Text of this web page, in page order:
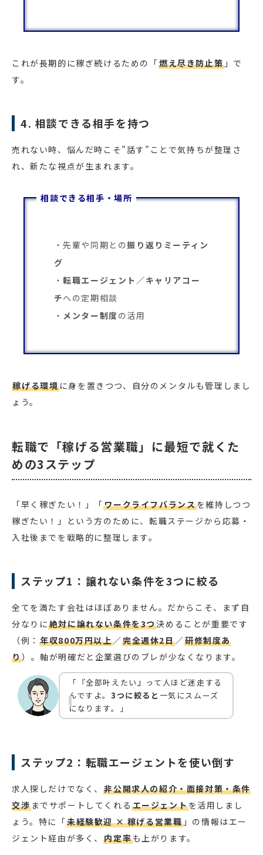
これが長期的に稼ぎ続けるための「燃え尽き防止策」で
す。
4. 相談できる相手を持つ
売れない時、悩んだ時こそ”話す”ことで気持ちが整理さ
れ、新たな視点が生まれます。
相談できる相手・場所
先輩や同期との振り返りミーティン
グ
転職エージェント／キャリアコー
チへの定期相談
メンター制度の活用
稼げる環境に身を置きつつ、自分のメンタルも管理しまし
ょう。
転職で「稼げる営業職」に最短で就くた
めの3ステップ
「早く稼ぎたい！」「ワークライフバランスを維持しつつ
稼ぎたい！」という方のために、転職ステージから応募・
入社後までを戦略的に整理します。
ステップ1：譲れない条件を3つに絞る
全てを満たす会社はほぼありません。だからこそ、まず自
分なりに絶対に譲れない条件を3つ決めることが重要です
（例： 年収800万円以上／完全週休2日／研修制度あ
り）。軸が明確だと企業選びのブレが少なくなります。
「『全部叶えたい』って人ほど迷走する
んですよ。 3つに絞ると 一気にスムーズ
になります。」
ステップ2：転職エージェントを使い倒す
求人探しだけでなく、 非公開求人の紹介・面接対策・条件
交渉までサポートしてくれるエージェントを活用しまし
ょう。特に「未経験歓迎 × 稼げる営業職」の情報はエー
ジェント経由が多く、 内定率も上がります。